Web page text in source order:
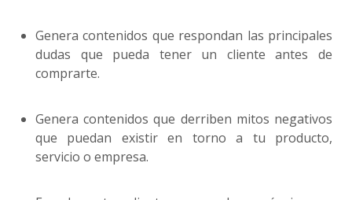
Genera contenidos que respondan las principales
dudas que pueda tener un cliente antes de
comprarte.
Genera contenidos que derriben mitos negativos
que puedan existir en torno a tu producto,
servicio o empresa.